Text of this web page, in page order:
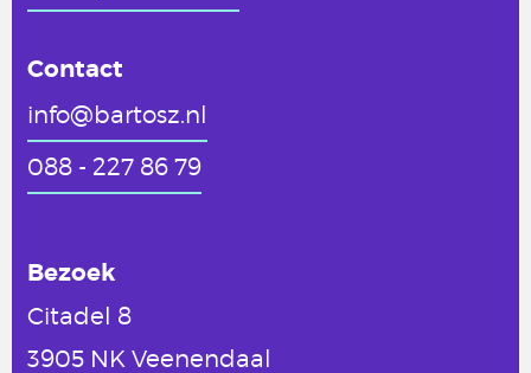
Contact
info@bartosz.nl
088 - 227 86 79
Bezoek
Citadel 8
3905 NK Veenendaal